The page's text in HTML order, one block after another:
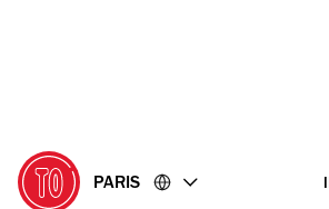
PARIS